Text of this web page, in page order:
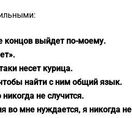
концов выйдет по-моему.
несет курица.
найти с ним общий язык.
не случится.
во мне нуждается, я никогда не